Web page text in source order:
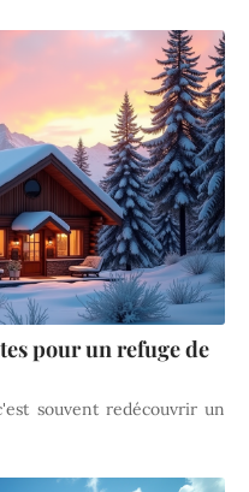
pour un refuge de
souvent redécouvrir un